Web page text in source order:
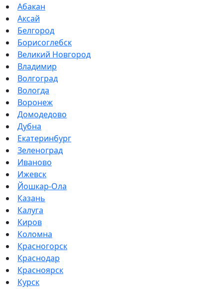
Абакан
Аксай
Белгород
Борисоглебск
Великий Новгород
Владимир
Волгоград
Вологда
Воронеж
Домодедово
Дубна
Екатеринбург
Зеленоград
Иваново
Ижевск
Йошкар-Ола
Казань
Калуга
Киров
Коломна
Красногорск
Краснодар
Красноярск
Курск